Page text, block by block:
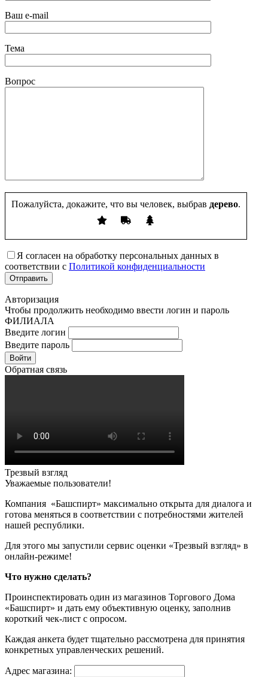
Ваш e-mail
Тема
Вопрос
Пожалуйста, докажите, что вы человек, выбрав дерево.
Я согласен на обработку персональных данных в
соответствии с Политикой конфиденциальности
Авторизация
Чтобы продолжить необходимо ввести логин и пароль
ФИЛИАЛА
Введите логин
Введите пароль
Войти
Обратная связь
Трезвый взгляд
Уважаемые пользователи!
Компания «Башспирт» максимально открыта для диалога и
готова меняться в соответствии с потребностями жителей
нашей республики.
Для этого мы запустили сервис оценки «Трезвый взгляд» в
онлайн-режиме!
Что нужно сделать?
Проинспектировать один из магазинов Торгового Дома
«Башспирт» и дать ему объективную оценку, заполнив
короткий чек-лист с опросом.
Каждая анкета будет тщательно рассмотрена для принятия
конкретных управленческих решений.
Адрес магазина: